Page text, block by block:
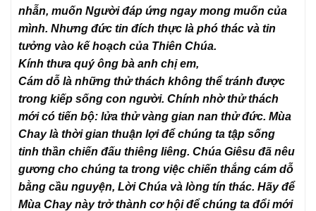
nhẫn, muốn Người đáp ứng ngay mong muốn của
mình. Nhưng đức tin đích thực là phó thác và tin
tưởng vào kế hoạch của Thiên Chúa.
Kính thưa quý ông bà anh chị em,
Cám dỗ là những thử thách không thể tránh được
trong kiếp sống con người. Chính nhờ thử thách
mới có tiến bộ: lửa thử vàng gian nan thử đức. Mùa
Chay là thời gian thuận lợi để chúng ta tập sống
tinh thần chiến đấu thiêng liêng. Chúa Giêsu đã nêu
gương cho chúng ta trong việc chiến thắng cám dỗ
bằng cầu nguyện, Lời Chúa và lòng tín thác. Hãy để
Mùa Chay này trở thành cơ hội để chúng ta đổi mới